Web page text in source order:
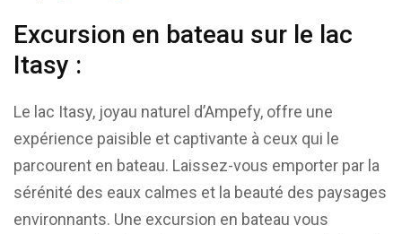
Excursion en bateau sur le lac
Itasy :
Le lac Itasy, joyau naturel d’Ampefy, offre une
expérience paisible et captivante à ceux qui le
parcourent en bateau. Laissez-vous emporter par la
sérénité des eaux calmes et la beauté des paysages
environnants. Une excursion en bateau vous